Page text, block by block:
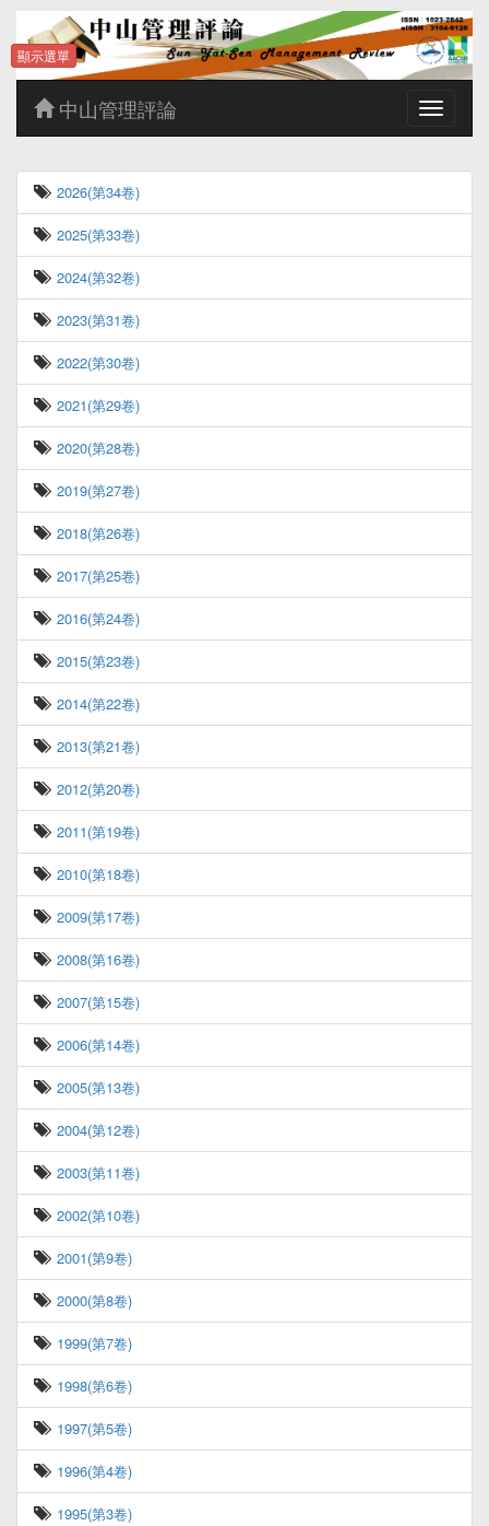
Toggle
中山管理評論
2026(第34卷)
2025(第33卷)
2024(第32卷)
2023(第31卷)
2022(第30卷)
2021(第29卷)
2020(第28卷)
2019(第27卷)
2018(第26卷)
2017(第25卷)
2016(第24卷)
2015(第23卷)
2014(第22卷)
2013(第21卷)
2012(第20卷)
2011(第19卷)
2010(第18卷)
2009(第17卷)
2008(第16卷)
2007(第15卷)
2006(第14卷)
2005(第13卷)
2004(第12卷)
2003(第11卷)
2002(第10卷)
2001(第9卷)
2000(第8卷)
1999(第7卷)
1998(第6卷)
1997(第5卷)
1996(第4卷)
1995(第3卷)
顯示選單